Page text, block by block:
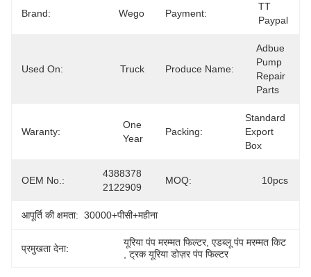
Brand: Wego Payment:
TT
Paypal
Used On: Truck Produce Name:
Adbue
Pump
Repair
Parts
Waranty:
One
Year
Packing:
Standard
Export
Box
OEM No.:
4388378
2122909
MOQ: 10pcs
आपूर्ति की क्षमता: 30000+पीसी+महीना
प्रमुखता देना:
यूरिया पंप मरम्मत फिल्टर, एडब्लू पंप मरम्मत किट
, ट्रक यूरिया डोज़र पंप फिल्टर